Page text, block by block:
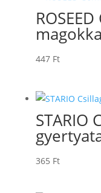
447 Ft
STARIO
365 Ft